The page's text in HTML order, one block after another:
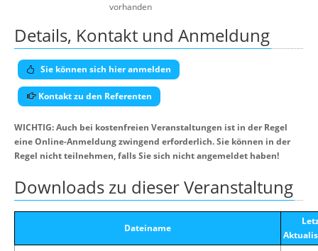
vorhanden
Details, Kontakt und Anmeldung
Sie können sich hier anmelden
Kontakt zu den Referenten
WICHTIG: Auch bei kostenfreien Veranstaltungen ist in der Regel
eine Online-Anmeldung zwingend erforderlich. Sie können in der
Regel nicht teilnehmen, falls Sie sich nicht angemeldet haben!
Downloads zu dieser Veranstaltung
Dateiname